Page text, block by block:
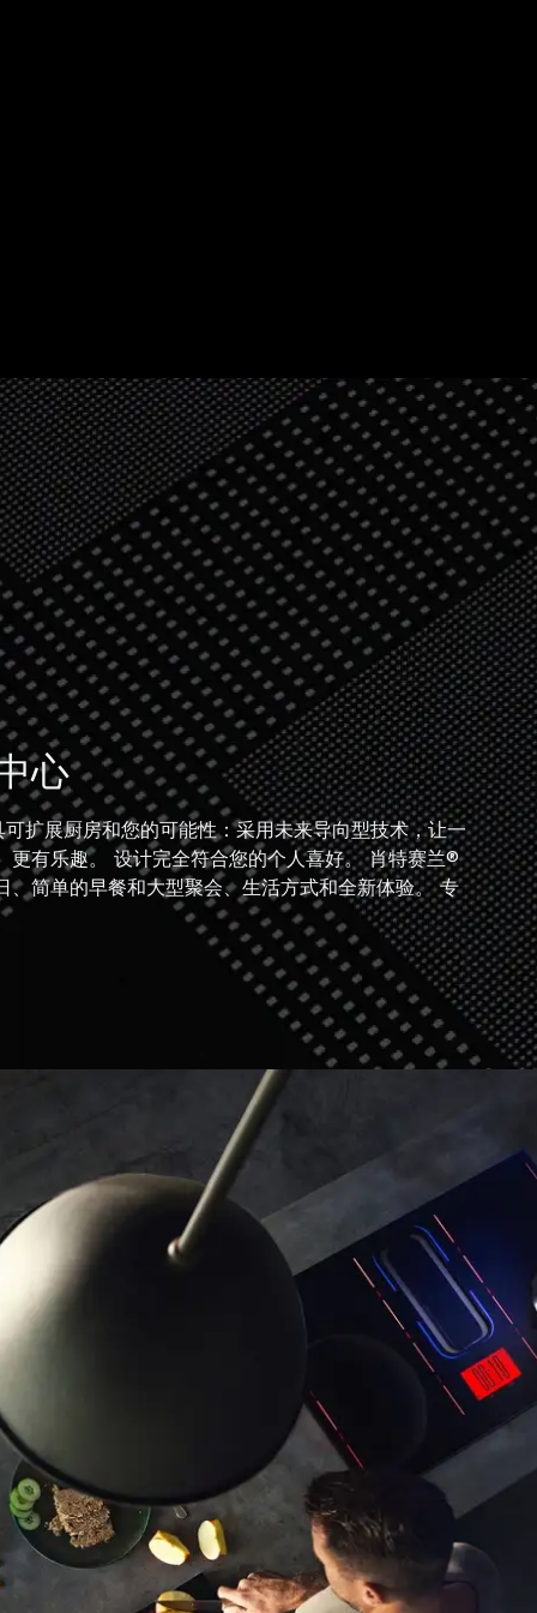
心
扩展厨房和您的可能性：采用未来导向型技术，让一
更有乐趣。 设计完全符合您的个人喜好。 肖特赛兰®
、简单的早餐和大型聚会、生活方式和全新体验。 专